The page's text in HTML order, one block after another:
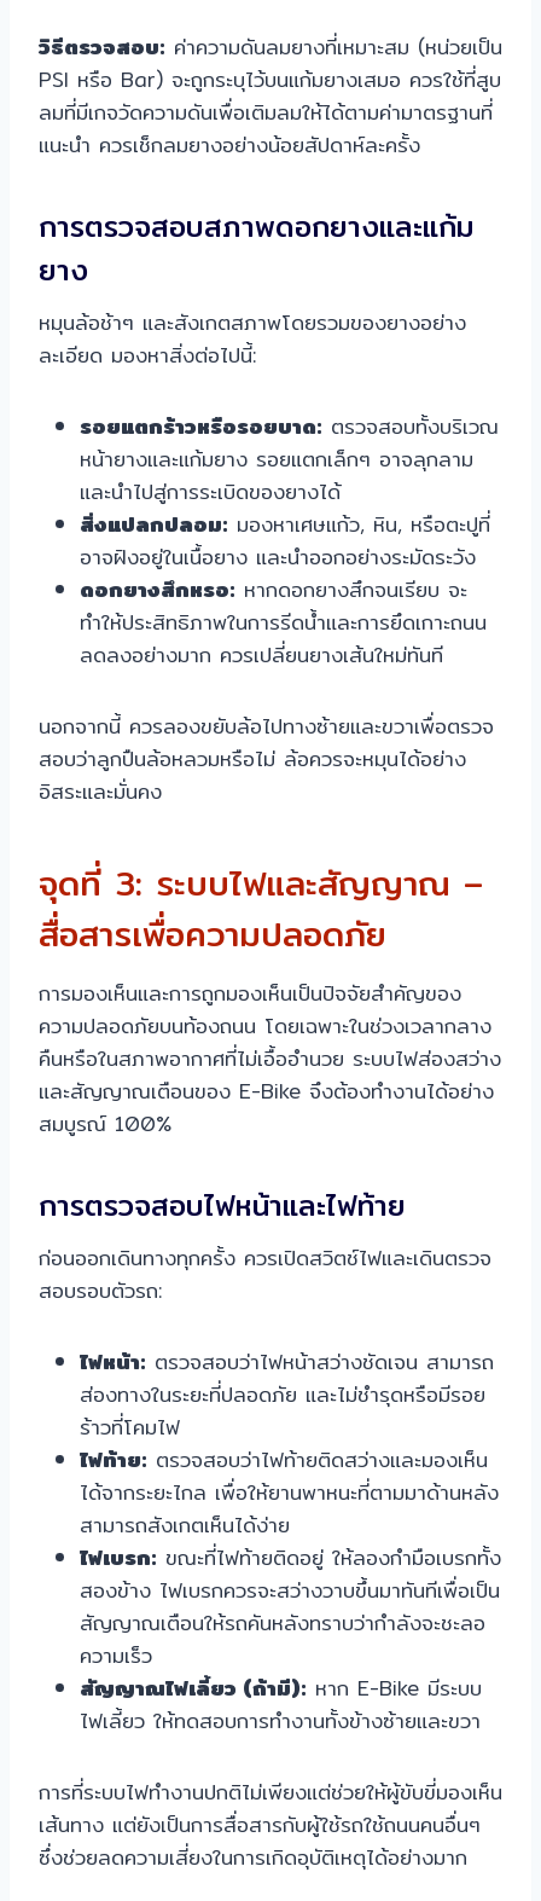
วิธีตรวจสอบ: ค่าความดันลมยางที่เหมาะสม (หน่วยเป็น
PSI หรือ Bar) จะถูกระบุไว้บนแก้มยางเสมอ ควรใช้ที่สูบ
ลมที่มีเกจวัดความดันเพื่อเติมลมให้ได้ตามค่ามาตรฐานที่
แนะนำ ควรเช็กลมยางอย่างน้อยสัปดาห์ละครั้ง
การตรวจสอบสภาพดอกยางและแก้ม
ยาง
หมุนล้อช้าๆ และสังเกตสภาพโดยรวมของยางอย่าง
ละเอียด มองหาสิ่งต่อไปนี้:
รอยแตกร้าวหรือรอยบาด: ตรวจสอบทั้งบริเวณ
หน้ายางและแก้มยาง รอยแตกเล็กๆ อาจลุกลาม
และนำไปสู่การระเบิดของยางได้
สิ่งแปลกปลอม: มองหาเศษแก้ว, หิน, หรือตะปูที่
อาจฝังอยู่ในเนื้อยาง และนำออกอย่างระมัดระวัง
ดอกยางสึกหรอ: หากดอกยางสึกจนเรียบ จะ
ทำให้ประสิทธิภาพในการรีดน้ำและการยึดเกาะถนน
ลดลงอย่างมาก ควรเปลี่ยนยางเส้นใหม่ทันที
นอกจากนี้ ควรลองขยับล้อไปทางซ้ายและขวาเพื่อตรวจ
สอบว่าลูกปืนล้อหลวมหรือไม่ ล้อควรจะหมุนได้อย่าง
อิสระและมั่นคง
จุดที่ 3: ระบบไฟและสัญญาณ –
สื่อสารเพื่อความปลอดภัย
การมองเห็นและการถูกมองเห็นเป็นปัจจัยสำคัญของ
ความปลอดภัยบนท้องถนน โดยเฉพาะในช่วงเวลากลาง
คืนหรือในสภาพอากาศที่ไม่เอื้ออำนวย ระบบไฟส่องสว่าง
และสัญญาณเตือนของ E-Bike จึงต้องทำงานได้อย่าง
สมบูรณ์ 100%
การตรวจสอบไฟหน้าและไฟท้าย
ก่อนออกเดินทางทุกครั้ง ควรเปิดสวิตช์ไฟและเดินตรวจ
สอบรอบตัวรถ:
ไฟหน้า: ตรวจสอบว่าไฟหน้าสว่างชัดเจน สามารถ
ส่องทางในระยะที่ปลอดภัย และไม่ชำรุดหรือมีรอย
ร้าวที่โคมไฟ
ไฟท้าย: ตรวจสอบว่าไฟท้ายติดสว่างและมองเห็น
ได้จากระยะไกล เพื่อให้ยานพาหนะที่ตามมาด้านหลัง
สามารถสังเกตเห็นได้ง่าย
ไฟเบรก: ขณะที่ไฟท้ายติดอยู่ ให้ลองกำมือเบรกทั้ง
สองข้าง ไฟเบรกควรจะสว่างวาบขึ้นมาทันทีเพื่อเป็น
สัญญาณเตือนให้รถคันหลังทราบว่ากำลังจะชะลอ
ความเร็ว
สัญญาณไฟเลี้ยว (ถ้ามี): หาก E-Bike มีระบบ
ไฟเลี้ยว ให้ทดสอบการทำงานทั้งข้างซ้ายและขวา
การที่ระบบไฟทำงานปกติไม่เพียงแต่ช่วยให้ผู้ขับขี่มองเห็น
เส้นทาง แต่ยังเป็นการสื่อสารกับผู้ใช้รถใช้ถนนคนอื่นๆ
ซึ่งช่วยลดความเสี่ยงในการเกิดอุบัติเหตุได้อย่างมาก